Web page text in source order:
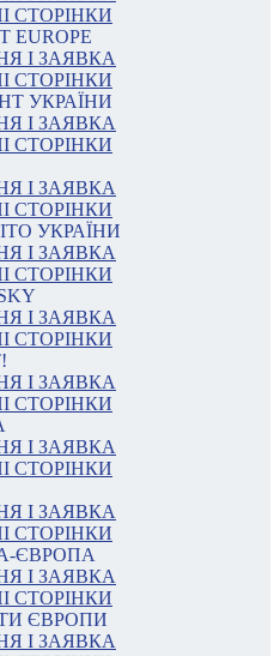
СТОРІНКИ
EUROPE
І ЗАЯВКА
СТОРІНКИ
УКРАЇНИ
І ЗАЯВКА
СТОРІНКИ
І ЗАЯВКА
СТОРІНКИ
УКРАЇНИ
І ЗАЯВКА
СТОРІНКИ
І ЗАЯВКА
СТОРІНКИ
І ЗАЯВКА
СТОРІНКИ
І ЗАЯВКА
СТОРІНКИ
І ЗАЯВКА
СТОРІНКИ
ЄВРОПА
І ЗАЯВКА
СТОРІНКИ
ЄВРОПИ
І ЗАЯВКА